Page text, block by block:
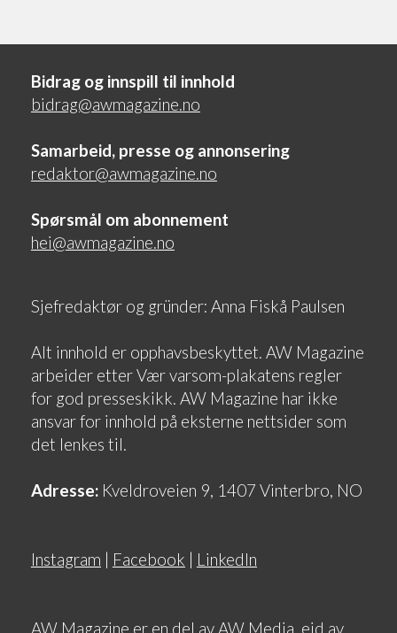
Bidrag og innspill til innhold
bidrag@awmagazine.no
Samarbeid, presse og annonsering
redaktor@awmagazine.no
Spørsmål om abonnement
hei@awmagazine.no
Sjefredaktør og gründer: Anna Fiskå Paulsen
Alt innhold er opphavsbeskyttet. AW Magazine
arbeider etter Vær varsom-plakatens regler
for god presseskikk. AW Magazine har ikke
ansvar for innhold på eksterne nettsider som
det lenkes til.
Adresse: Kveldroveien 9, 1407 Vinterbro, NO
Instagram | Facebook | LinkedIn
AW Magazine er en del av AW Media, eid av